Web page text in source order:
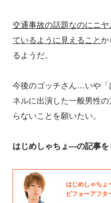
交通事故の話題なのにニ
ているように見えることか
るようだ。
今後のゴッチさん…いや
ネルに出演した一般男性
らないことを願いたい。
はじめしゃちょ―の記事を